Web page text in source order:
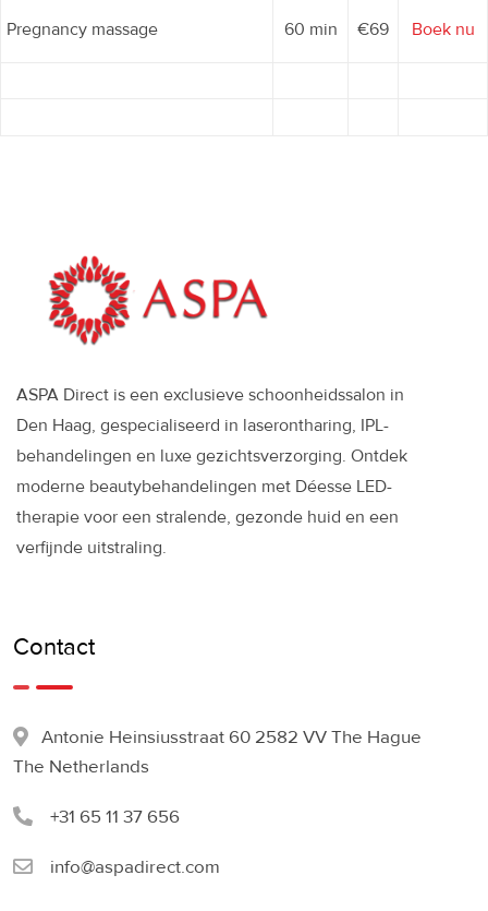
Pregnancy massage 60 min €69 Boek nu
ASPA Direct is een exclusieve schoonheidssalon in
Den Haag, gespecialiseerd in laserontharing, IPL-
behandelingen en luxe gezichtsverzorging. Ontdek
moderne beautybehandelingen met Déesse LED-
therapie voor een stralende, gezonde huid en een
verfijnde uitstraling.
Contact
Antonie Heinsiusstraat 60 2582 VV The Hague
The Netherlands
+31 65 11 37 656
info@aspadirect.com